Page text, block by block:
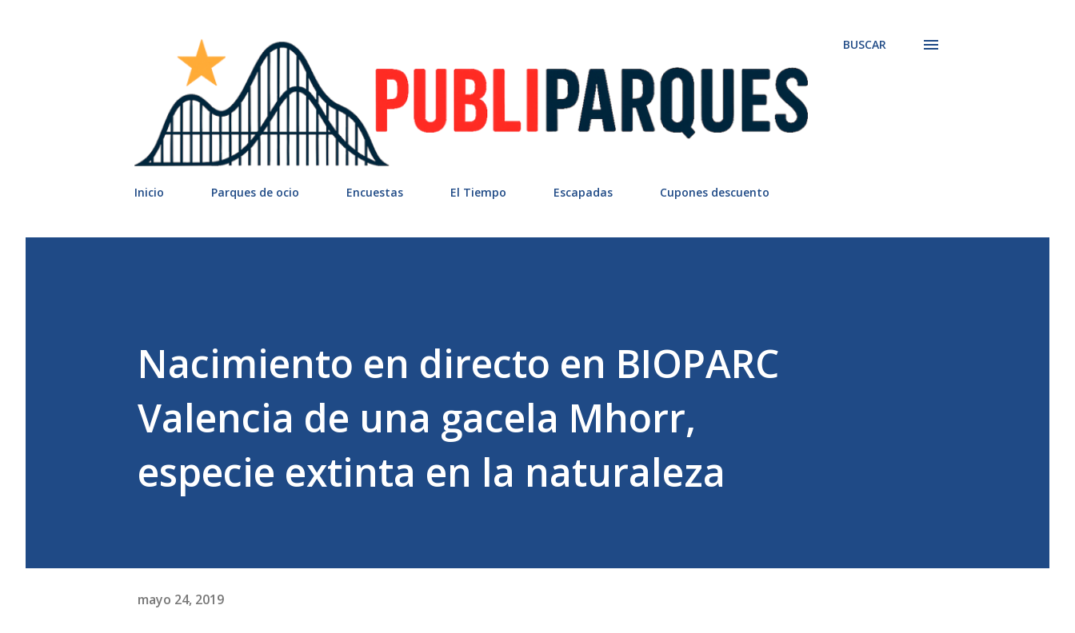
BUSCAR
Inicio Parques de ocio Encuestas El Tiempo Escapadas Cupones descuento
Nacimiento en directo en BIOPARC
Valencia de una gacela Mhorr,
especie extinta en la naturaleza
mayo 24, 2019